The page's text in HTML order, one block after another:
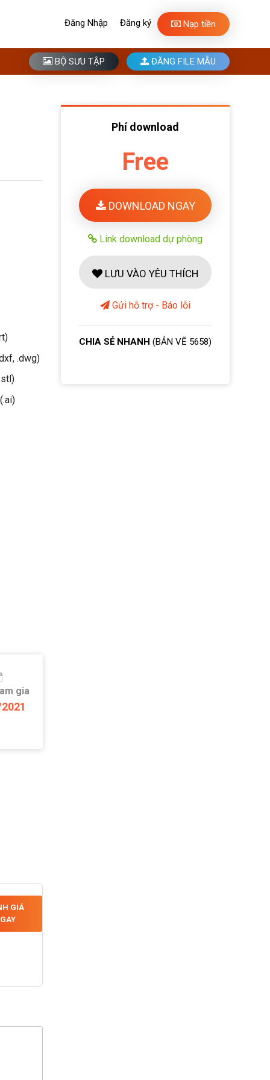
Đăng Nhập Đăng ký Nạp tiền
BỘ SƯU TẬP ĐĂNG FILE MẪU
.dwg)
gia
GIÁ
Phí download
Free
DOWNLOAD NGAY
Link download dự phòng
LƯU VÀO YÊU THÍCH
Gửi hỗ trợ - Báo lỗi
CHIA SẺ NHANH (BẢN VẼ 5658)